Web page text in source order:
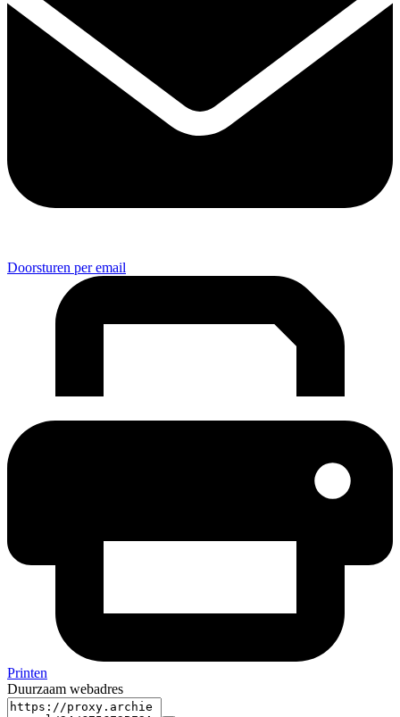
Doorsturen per email
Printen
Duurzaam webadres